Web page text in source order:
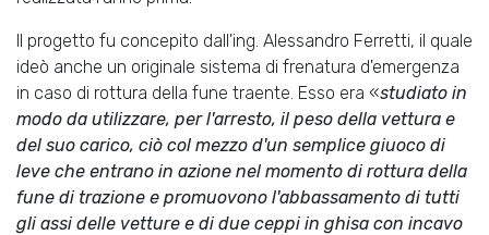
Il progetto fu concepito dall'ing. Alessandro Ferretti, il quale
ideò anche un originale sistema di frenatura d'emergenza
in caso di rottura della fune traente. Esso era «studiato in
modo da utilizzare, per l'arresto, il peso della vettura e
del suo carico, ciò col mezzo d'un semplice giuoco di
leve che entrano in azione nel momento di rottura della
fune di trazione e promuovono l'abbassamento di tutti
gli assi delle vetture e di due ceppi in ghisa con incavo